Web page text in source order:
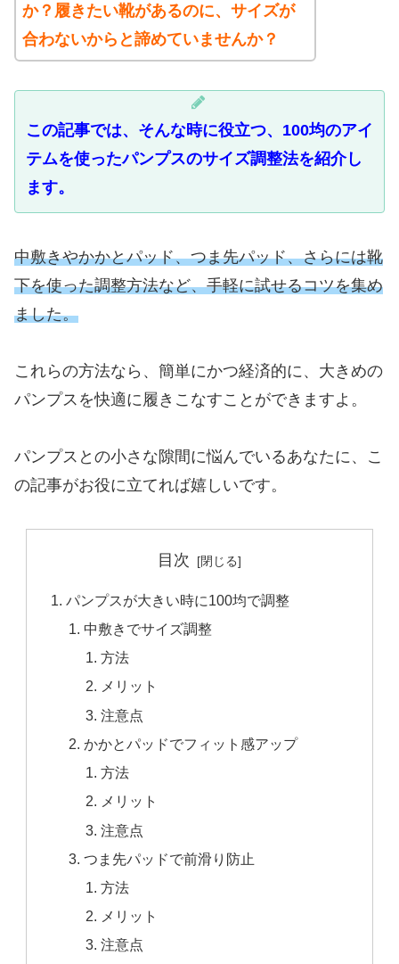
か？履きたい靴があるのに、サイズが
合わないからと諦めていませんか？
この記事では、そんな時に役立つ、100均のアイ
テムを使ったパンプスのサイズ調整法を紹介し
ます。
中敷きやかかとパッド、つま先パッド、さらには靴
下を使った調整方法など、手軽に試せるコツを集め
ました。
これらの方法なら、簡単にかつ経済的に、大きめの
パンプスを快適に履きこなすことができますよ。
パンプスとの小さな隙間に悩んでいるあなたに、こ
の記事がお役に立てれば嬉しいです。
目次
パンプスが大きい時に100均で調整
中敷きでサイズ調整
方法
メリット
注意点
かかとパッドでフィット感アップ
方法
メリット
注意点
つま先パッドで前滑り防止
方法
メリット
注意点